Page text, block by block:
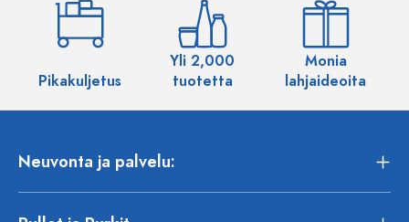
Pikakuljetus
Yli 2,000
tuotetta
Monia
lahjaideoita
Neuvonta ja palvelu: